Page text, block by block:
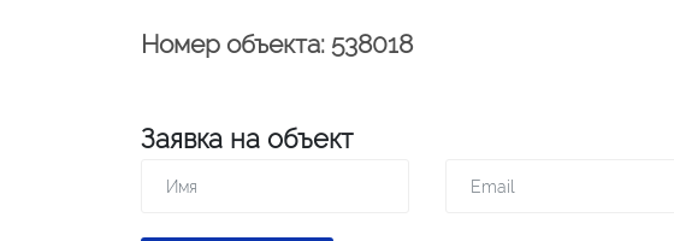
Номер объекта: 538018
Заявка на объект